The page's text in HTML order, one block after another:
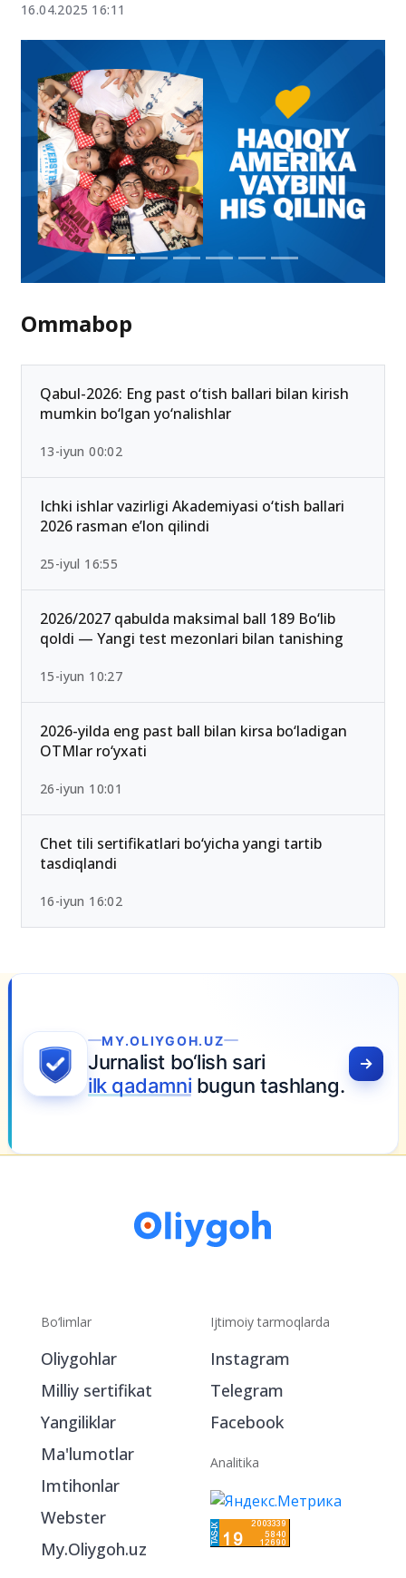
16.04.2025 16:11
Ommabop
Qabul-2026: Eng past o‘tish ballari bilan kirish
mumkin bo‘lgan yo‘nalishlar
13-iyun 00:02
Ichki ishlar vazirligi Akademiyasi o‘tish ballari
2026 rasman e’lon qilindi
25-iyul 16:55
2026/2027 qabulda maksimal ball 189 Bo‘lib
qoldi — Yangi test mezonlari bilan tanishing
15-iyun 10:27
2026-yilda eng past ball bilan kirsa bo‘ladigan
OTMlar ro‘yxati
26-iyun 10:01
Chet tili sertifikatlari bo‘yicha yangi tartib
tasdiqlandi
16-iyun 16:02
bo‘lish sari
bugun tashlang.
Bo‘limlar
Oliygohlar
Imtihonlar
Ijtimoiy tarmoqlarda
Telegram
Facebook
Analitika